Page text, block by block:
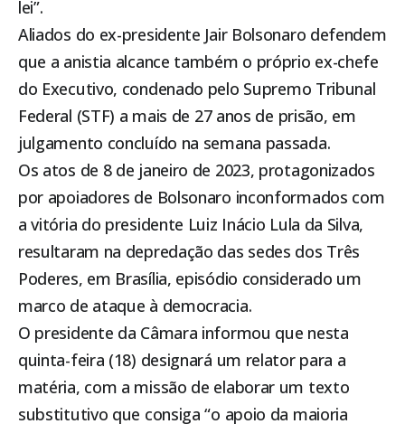
lei”.
Aliados do ex-presidente Jair Bolsonaro defendem
que a anistia alcance também o próprio ex-chefe
do Executivo, condenado pelo Supremo Tribunal
Federal (STF) a mais de 27 anos de prisão, em
julgamento concluído na semana passada.
Os atos de 8 de janeiro de 2023, protagonizados
por apoiadores de Bolsonaro inconformados com
a vitória do presidente Luiz Inácio Lula da Silva,
resultaram na depredação das sedes dos Três
Poderes, em Brasília, episódio considerado um
marco de ataque à democracia.
O presidente da Câmara informou que nesta
quinta-feira (18) designará um relator para a
matéria, com a missão de elaborar um texto
substitutivo que consiga “o apoio da maioria